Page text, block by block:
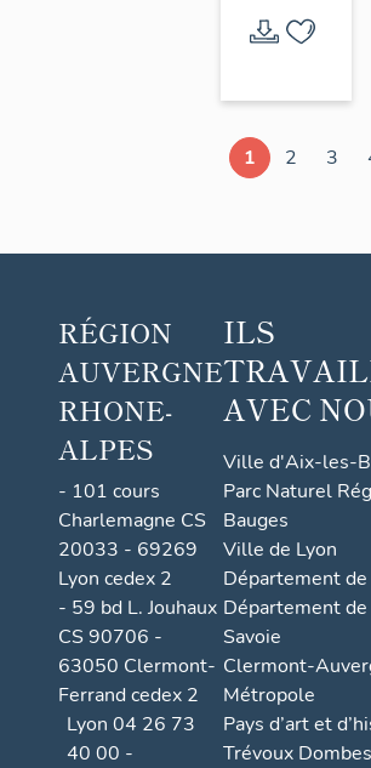
1 2 3
RÉGION
AUVERGNE
RHONE-
ALPES
- 101 cours
Charlemagne CS
20033 - 69269
Lyon cedex 2
- 59 bd L. Jouhaux
CS 90706 -
63050 Clermont-
Ferrand cedex 2
Lyon 04 26 73
40 00 -
ILS
AVEC
Ville d'Aix-les-
Parc Naturel
Bauges
Ville de Lyon
Département de
Département
Savoie
Clermont-
Métropole
Pays d’art et
Trévoux